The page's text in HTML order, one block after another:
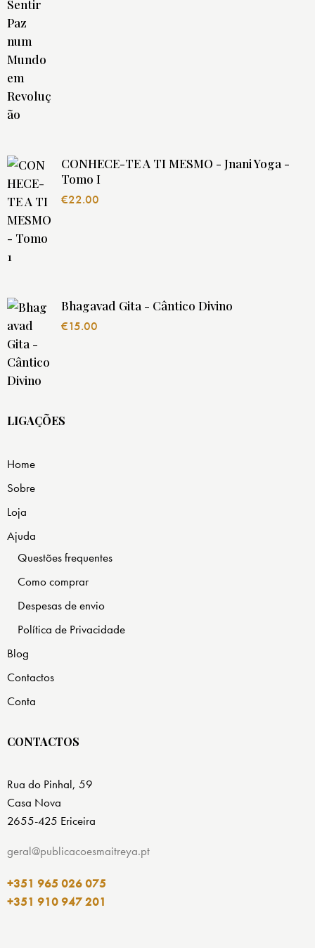
CONHECE-TE A TI MESMO - Jnani Yoga -
Tomo I
€22.00
Bhagavad Gita - Cântico Divino
€15.00
LIGAÇÕES
Home
Sobre
Loja
Ajuda
Questões frequentes
Como comprar
Despesas de envio
Política de Privacidade
Blog
Contactos
Conta
CONTACTOS
Rua do Pinhal, 59
Casa Nova
2655-425 Ericeira
geral@publicacoesmaitreya.pt
+351 965 026 075
+351 910 947 201